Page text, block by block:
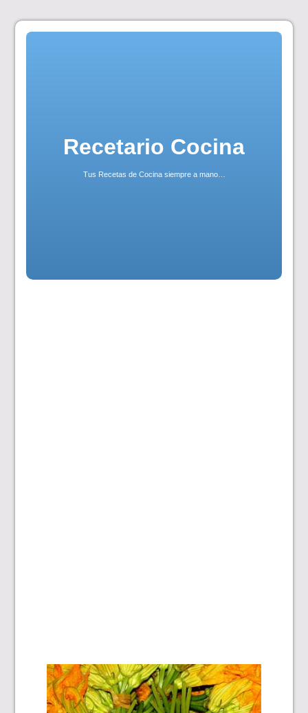
Skip
Recetario Cocina
Tus Recetas de Cocina siempre a mano…